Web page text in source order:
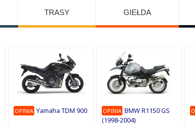
TRASY GIEŁDA
OPINIA Yamaha TDM 900 OPINIA BMW R1150 GS
(1998-2004)